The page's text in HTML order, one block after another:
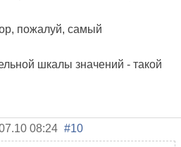
пожалуй, самый
шкалы значений - такой
08:24 #10